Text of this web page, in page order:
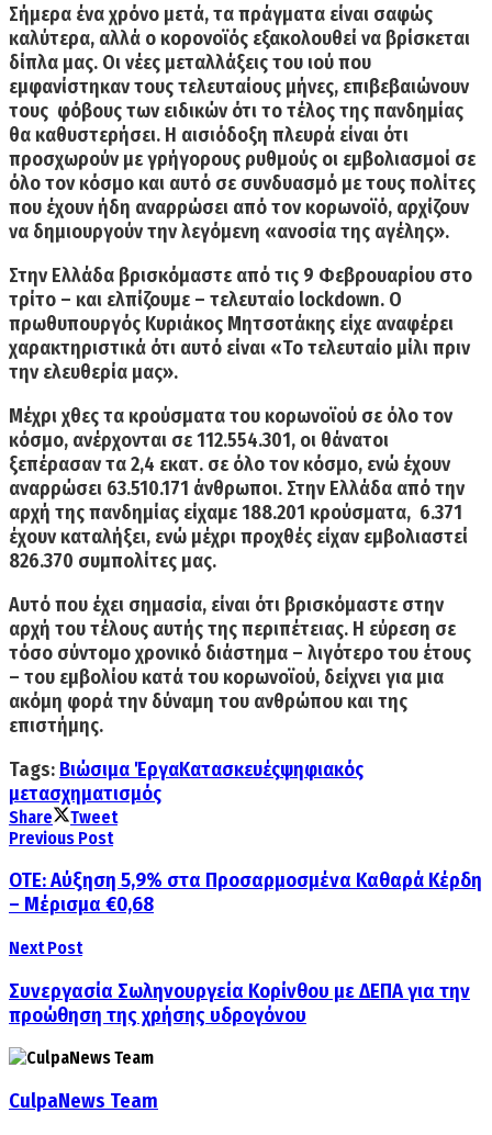
Σήμερα ένα χρόνο μετά, τα πράγματα είναι σαφώς
καλύτερα, αλλά ο κορονοϊός εξακολουθεί να βρίσκεται
δίπλα μας. Οι νέες μεταλλάξεις του ιού που
εμφανίστηκαν τους τελευταίους μήνες, επιβεβαιώνουν
τους φόβους των ειδικών ότι το τέλος της πανδημίας
θα καθυστερήσει. Η αισιόδοξη πλευρά είναι ότι
προσχωρούν μεγρήγορους ρυθμούς οι εμβολιασμοί σε
όλο τον κόσμο και αυτό σε συνδυασμό με τους πολίτες
που έχουν ήδη αναρρώσει από τον κορωνοϊό, αρχίζουν
να δημιουργούν την λεγόμενη «ανοσία της αγέλης».
Στην Ελλάδα βρισκόμαστε από τις 9 Φεβρουαρίου στο
τρίτο – και ελπίζουμε – τελευταίο lockdown. Ο
πρωθυπουργός Κυριάκος Μητσοτάκης είχε αναφέρει
χαρακτηριστικά ότι αυτό είναι «Το τελευταίο μίλι πριν
την ελευθερία μας».
Μέχρι χθεςτα κρούσματατου κορωνοϊού σε όλο τον
κόσμο, ανέρχονται σε 112.554.301, οι θάνατοι
ξεπέρασαν τα 2,4 εκατ. σε όλο τον κόσμο, ενώ έχουν
αναρρώσει 63.510.171 άνθρωποι. Στην Ελλάδα από την
αρχή της πανδημίας είχαμε188.201 κρούσματα, 6.371
έχουν καταλήξει, ενώ μέχρι προχθές είχαν εμβολιαστεί
826.370 συμπολίτες μας.
Αυτό που έχει σημασία, είναι ότι βρισκόμαστε στην
αρχή του τέλους αυτής της περιπέτειας. Η εύρεση σε
τόσο σύντομο χρονικό διάστημα – λιγότερο του έτους
– του εμβολίου κατά του κορωνοϊού, δείχνει για μια
ακόμη φορά την δύναμη του ανθρώπου και της
επιστήμης.
Tags: Βιώσιμα ΈργαΚατασκευέςψηφιακός
μετασχηματισμός
Share
Tweet
Previous Post
ΟΤΕ: Αύξηση 5,9% στα Προσαρμοσμένα Καθαρά Κέρδη
– Μέρισμα €0,68
Next Post
Συνεργασία Σωληνουργεία Κορίνθου με ΔΕΠΑ για την
προώθηση της χρήσης υδρογόνου
CulpaNews Team